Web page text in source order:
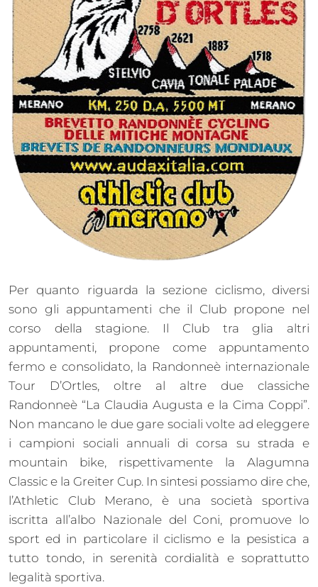
Per quanto riguarda la sezione ciclismo, diversi
sono gli appuntamenti che il Club propone nel
corso della stagione. Il Club tra glia altri
appuntamenti, propone come appuntamento
fermo e consolidato, la Randonneè internazionale
Tour D’Ortles, oltre al altre due classiche
Randonneè “La Claudia Augusta e la Cima Coppi”.
Non mancano le due gare sociali volte ad eleggere
i campioni sociali annuali di corsa su strada e
mountain bike, rispettivamente la Alagumna
Classic e la Greiter Cup. In sintesi possiamo dire che,
l’Athletic Club Merano, è una società sportiva
iscritta all’albo Nazionale del Coni, promuove lo
sport ed in particolare il ciclismo e la pesistica a
tutto tondo, in serenità cordialità e soprattutto
legalità sportiva.